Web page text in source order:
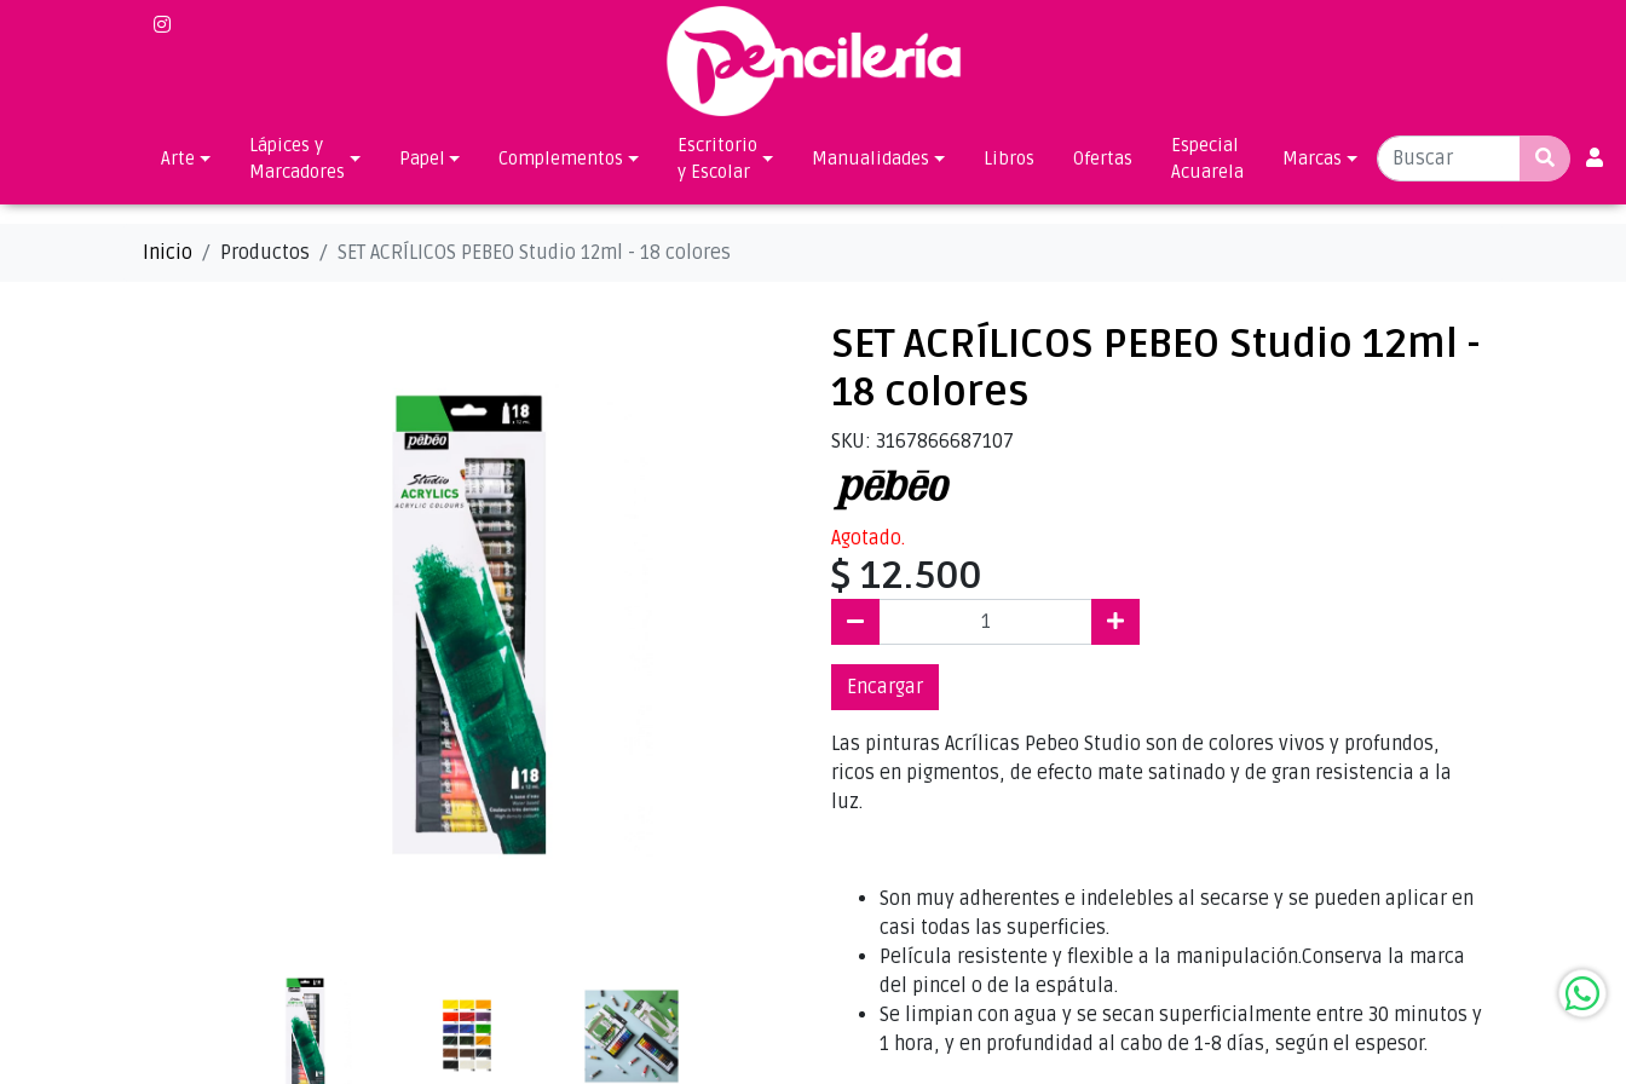
Arte
Lápices y
Marcadores
Papel Complementos
Escritorio
y Escolar
Manualidades Libros Ofertas
Especial
Acuarela
Marcas
Inicio Productos SET ACRÍLICOS PEBEO Studio 12ml - 18 colores
SET ACRÍLICOS PEBEO Studio 12ml -
18 colores
SKU: 3167866687107
Agotado.
$ 12.500
Encargar
Las pinturas Acrílicas Pebeo Studio son de colores vivos y profundos,
ricos en pigmentos, de efecto mate satinado y de gran resistencia a la
luz.
Son muy adherentes e indelebles al secarse y se pueden aplicar en
casi todas las superficies.
Película resistente y flexible a la manipulación.Conserva la marca
del pincel o de la espátula.
Se limpian con agua y se secan superficialmente entre 30 minutos y
1 hora, y en profundidad al cabo de 1-8 días, según el espesor.